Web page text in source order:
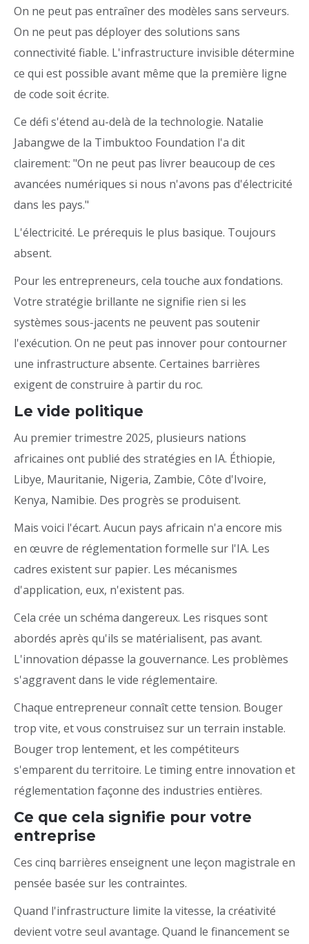
On ne peut pas entraîner des modèles sans serveurs.
On ne peut pas déployer des solutions sans
connectivité fiable. L'infrastructure invisible détermine
ce qui est possible avant même que la première ligne
de code soit écrite.
Ce défi s'étend au-delà de la technologie. Natalie
Jabangwe de la Timbuktoo Foundation l'a dit
clairement: "On ne peut pas livrer beaucoup de ces
avancées numériques si nous n'avons pas d'électricité
dans les pays."
L'électricité. Le prérequis le plus basique. Toujours
absent.
Pour les entrepreneurs, cela touche aux fondations.
Votre stratégie brillante ne signifie rien si les
systèmes sous-jacents ne peuvent pas soutenir
l'exécution. On ne peut pas innover pour contourner
une infrastructure absente. Certaines barrières
exigent de construire à partir du roc.
Le vide politique
Au premier trimestre 2025, plusieurs nations
africaines ont publié des stratégies en IA. Éthiopie,
Libye, Mauritanie, Nigeria, Zambie, Côte d'Ivoire,
Kenya, Namibie. Des progrès se produisent.
Mais voici l'écart. Aucun pays africain n'a encore mis
en œuvre de réglementation formelle sur l'IA. Les
cadres existent sur papier. Les mécanismes
d'application, eux, n'existent pas.
Cela crée un schéma dangereux. Les risques sont
abordés après qu'ils se matérialisent, pas avant.
L'innovation dépasse la gouvernance. Les problèmes
s'aggravent dans le vide réglementaire.
Chaque entrepreneur connaît cette tension. Bouger
trop vite, et vous construisez sur un terrain instable.
Bouger trop lentement, et les compétiteurs
s'emparent du territoire. Le timing entre innovation et
réglementation façonne des industries entières.
Ce que cela signifie pour votre
entreprise
Ces cinq barrières enseignent une leçon magistrale en
pensée basée sur les contraintes.
Quand l'infrastructure limite la vitesse, la créativité
devient votre seul avantage. Quand le financement se